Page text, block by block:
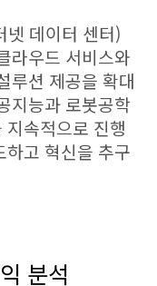
넷 데이터 센터)
라우드 서비스와
루션 제공을 확대
지능과 로봇공학
속적으로 진행
고 혁신을 추구
분석